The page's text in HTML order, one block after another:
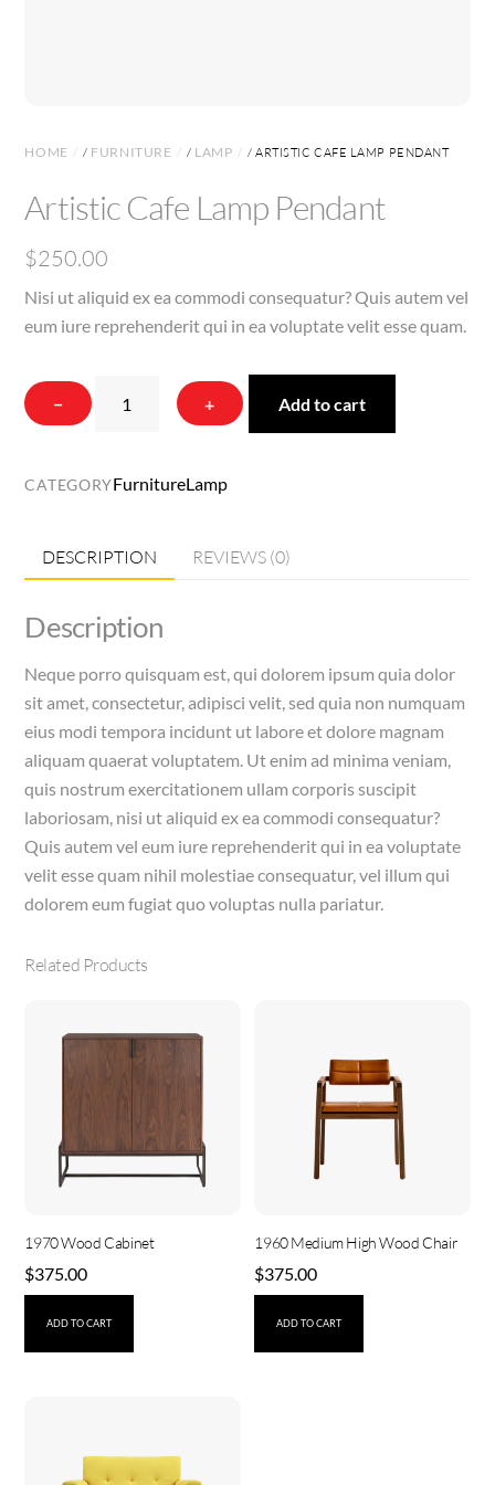
HOME / FURNITURE / LAMP / ARTISTIC CAFE LAMP PENDANT
Artistic Cafe Lamp Pendant
$250.00
Nisi ut aliquid ex ea commodi consequatur? Quis autem vel
eum iure reprehenderit qui in ea voluptate velit esse quam.
−
Cafe
Pendant
+ Add to cart
CATEGORYFurnitureLamp
DESCRIPTION REVIEWS (0)
Description
Neque porro quisquam est, qui dolorem ipsum quia dolor
sit amet, consectetur, adipisci velit, sed quia non numquam
eius modi tempora incidunt ut labore et dolore magnam
aliquam quaerat voluptatem. Ut enim ad minima veniam,
quis nostrum exercitationem ullam corporis suscipit
laboriosam, nisi ut aliquid ex ea commodi consequatur?
Quis autem vel eum iure reprehenderit qui in ea voluptate
velit esse quam nihil molestiae consequatur, vel illum qui
dolorem eum fugiat quo voluptas nulla pariatur.
Related Products
1970 Wood Cabinet
$375.00
ADD TO CART
1960 Medium High Wood Chair
$375.00
ADD TO CART